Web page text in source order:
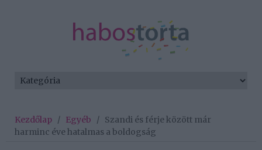
Kezdőlap / Egyéb / Szandi és férje között már
harminc éve hatalmas a boldogság